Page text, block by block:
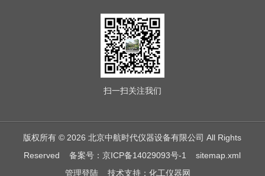
扫一扫关注我们
版权所有 © 2026 北京中航时代仪器设备有限公司 All Rights
Reserved备案号：京ICP备14029093号-1
sitemap.xml
管理登陆技术支持： 化工仪器网